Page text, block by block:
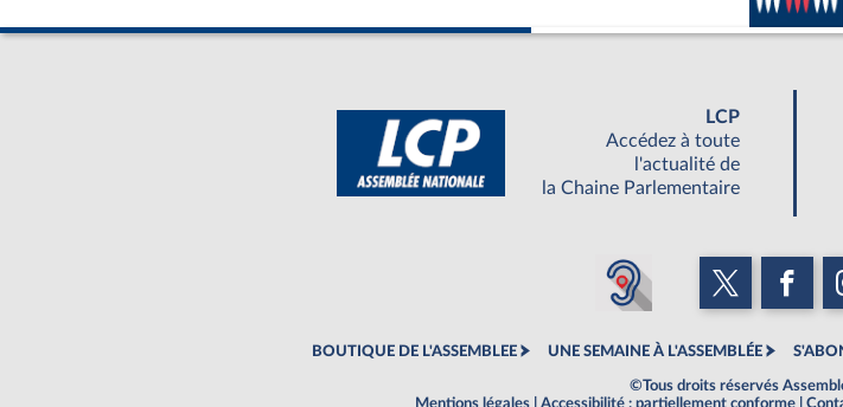
LCP
Accédez à toute
l'actualité de
la Chaine Parlementaire
BOUTIQUE DE L'ASSEMBLEE UNE SEMAINE À L'ASSEMBLÉE
©Tous droits réservés
Mentions légales
Accessibilité : partiellement conforme